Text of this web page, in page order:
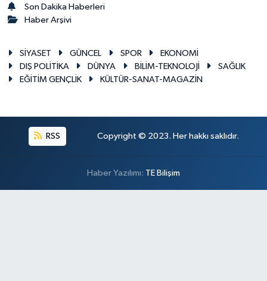
Son Dakika Haberleri
Haber Arşivi
SİYASET GÜNCEL SPOR
EKONOMİ
DIŞ POLİTİKA
DÜNYA BİLİM-TEKNOLOJİ
SAĞLIK
EĞİTİM GENÇLİK
KÜLTÜR-SANAT-MAGAZİN
RSS Copyright © 2023. Her hakkı saklıdır.
Haber Yazılımı: TE Bilişim